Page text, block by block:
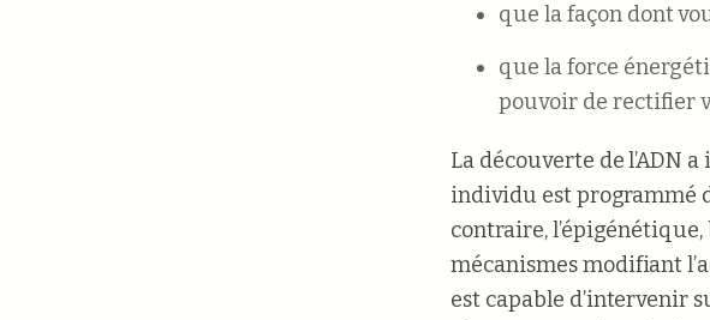
que la façon dont
que la force
pouvoir de rectifier
La découverte de l’ADN
individu est programmé
contraire,
mécanismes modifiant
est capable d’intervenir